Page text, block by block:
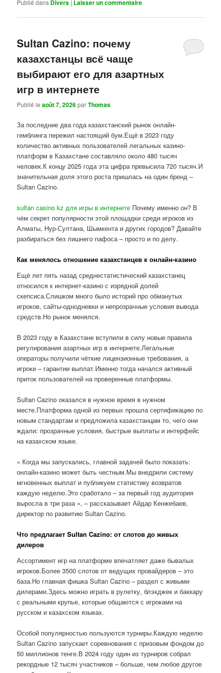
Publié dans Divers | Laisser un commentaire
Sultan Cazino: почему
казахстанцы всё чаще
выбирают его для азартных
игр в интернете
Publié leaoût 7, 2026parThomas
За последние два года казахстанский рынок онлайн-
гемблинга пережил настоящий бум.Ещё в 2023 году
количество активных пользователей легальных казино-
платформ в Казахстане составляло около 480 тысяч
человек.К концу 2025 года эта цифра превысила 720 тысяч.И
значительная доля этого роста пришлась на один бренд –
Sultan Cazino.
sultan casino kz для игры в интернете Почему именно он? В
чём секрет популярности этой площадки среди игроков из
Алматы, Нур-Султана, Шымкента и других городов? Давайте
разбираться без лишнего пафоса – просто и по делу.
Как менялось отношение казахстанцев к онлайн-казино
Ещё лет пять назад среднестатистический казахстанец
относился к интернет-казино с изрядной долей
скепсиса.Слишком много было историй про обманутых
игроков, сайты-однодневки и непрозрачные условия вывода
средств.Но рынок менялся.
В 2023 году в Казахстане вступили в силу новые правила
регулирования азартных игр в интернете.Легальные
операторы получили чёткие лицензионные требования, а
игроки – гарантии выплат.Именно тогда начался активный
приток пользователей на проверенные платформы.
Sultan Cazino оказался в нужное время в нужном
месте.Платформа одной из первых прошла сертификацию по
новым стандартам и предложила казахстанцам то, чего они
ждали: прозрачные условия, быстрые выплаты и интерфейс
на казахском языке.
« Когда мы запускались, главной задачей было показать:
онлайн-казино может быть честным.Мы внедрили систему
мгновенных выплат и публикуем статистику возвратов
каждую неделю.Это сработало – за первый год аудитория
выросла в три раза », – рассказывает Айдар Кенжебаев,
директор по развитию Sultan Cazino.
Что предлагает Sultan Cazino: от слотов до живых
дилеров
Ассортимент игр на платформе впечатляет даже бывалых
игроков.Более 3500 слотов от ведущих провайдеров – это
база.Но главная фишка Sultan Cazino – раздел с живыми
дилерами.Здесь можно играть в рулетку, блэкджек и баккару
с реальными крупье, которые общаются с игроками на
русском и казахском языках.
Особой популярностью пользуются турниры.Каждую неделю
Sultan Cazino запускает соревнования с призовым фондом до
50 миллионов тенге.В 2024 году один из турниров собрал
рекордные 12 тысяч участников – больше, чем любое другое